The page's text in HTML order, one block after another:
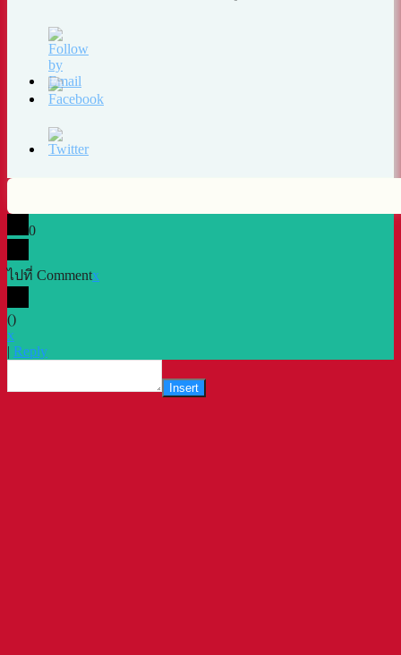
0
ไปที่ Commentx
()
x
| Reply
Insert